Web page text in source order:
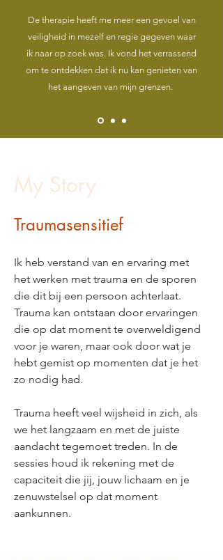
De therapie heeft me meer een gevoel van
veiligheid in mezelf en regie gegeven waar
ik naar op zoek was. Ik vond het verrassend
om te ontdekken dat ik nu kan genieten van
het aangeven van mijn grenzen.
My Story
Traumasensitief
Ik heb verstand van en ervaring met
het werken met trauma en de sporen
die dit bij een persoon achterlaat.
Trauma kan ontstaan door ervaringen
die op dat moment te overweldigend
voor je waren, maar ook door wat je
hebt gemist op momenten dat je het
zo nodig had.
Trauma heeft veel wijsheid in zich, als
we het langzaam en met de juiste
aandacht tegemoet treden. In de
sessies houd ik rekening met de
capaciteit die jij, jouw lichaam en je
zenuwstelsel op dat moment
aankunnen.